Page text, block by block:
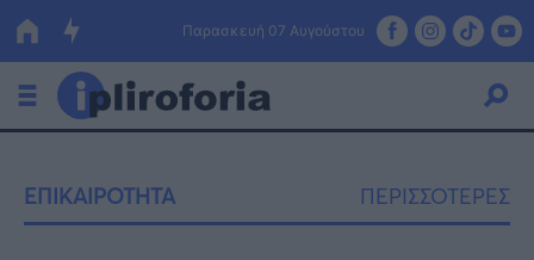
Παρασκευή 07 Αυγούστου
Οικονομία
ΕΠΙΚΑΙΡΟΤΗΤΑ ΠΕΡΙΣΣΟΤΕΡΕΣ